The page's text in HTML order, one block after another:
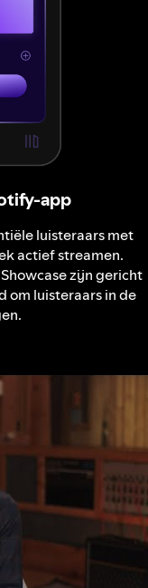
app
luisteraars met
actief streamen.
zijn gericht
om luisteraars in de